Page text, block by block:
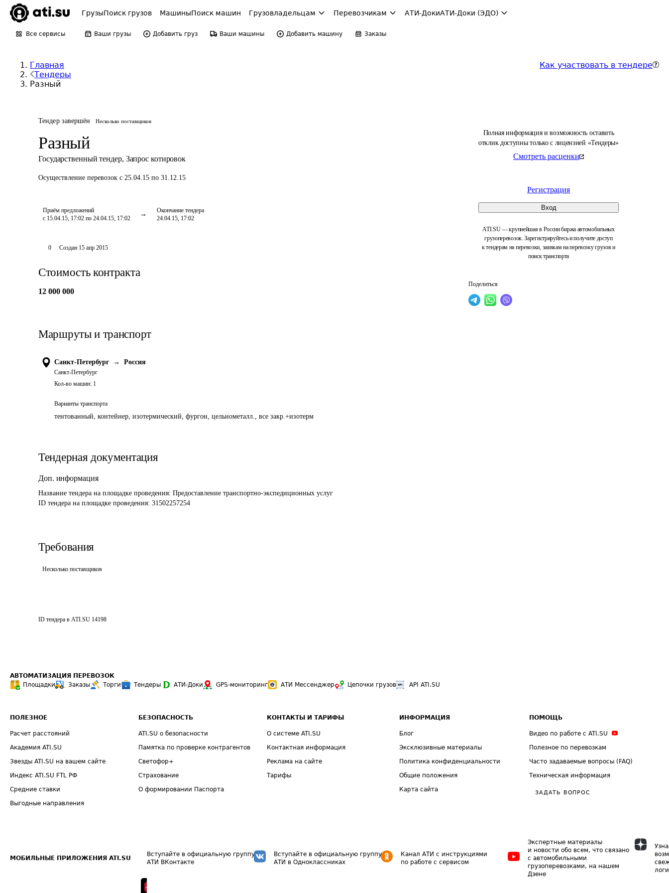
ГрузыПоиск грузов МашиныПоиск машин Грузовладельцам Перевозчикам АТИ-ДокиАТИ-Доки (ЭДО)
Все сервисы Ваши грузы Добавить груз Ваши машины Добавить машину Заказы
Главная
Тендеры
Разный
Как участвовать в тендере
Тендер завершён Несколько поставщиков
Разный
Государственный тендер, Запрос котировок
Осуществление перевозок с 25.04.15 по 31.12.15
Приём предложений
с 15.04.15, 17:02 по 24.04.15, 17:02
Окончание тендера
24.04.15, 17:02
Полная информация и возможность оставить
отклик доступны только с лицензией «Тендеры»
Смотреть расценки
Регистрация
Вход
ATI.SU — крупнейшая в России биржа автомобильных
грузоперевозок. Зарегистрируйтесь и получите доступ
к тендерам на перевозки, заявкам на перевозку грузов и
поиск транспорта
Поделиться
0 Создан 15 апр 2015
Стоимость контракта
12 000 000
Маршруты и транспорт
Санкт-Петербург →
Санкт-Петербург
Россия
Кол-во машин: 1
Варианты транспорта
тентованный, контейнер, изотермический, фургон, цельнометалл., все закр.+изотерм
Тендерная документация
Доп. информация
Название тендера на площадке проведения: Предоставление транспортно-экспедиционных услуг
ID тендера на площадке проведения: 31502257254
Требования
Несколько поставщиков
ID тендера в ATI.SU 14198
АВТОМАТИЗАЦИЯ ПЕРЕВОЗОК
Площадки
Заказы Торги Тендеры АТИ-Доки GPS-мониторинг АТИ Мессенджер Цепочки грузов API ATI.SU
ПОЛЕЗНОЕ
Расчет расстояний
Академия ATI.SU
Звезды ATI.SU на вашем сайте
Индекс ATI.SU FTL РФ
Средние ставки
Выгодные направления
БЕЗОПАСНОСТЬ
ATI.SU о безопасности
Памятка по проверке контрагентов
Светофор+
Страхование
О формировании Паспорта
КОНТАКТЫ И ТАРИФЫ
О системе ATI.SU
Контактная информация
Реклама на сайте
Тарифы
ИНФОРМАЦИЯ
Блог
Эксклюзивные материалы
Политика конфиденциальности
Общие положения
Карта сайта
ПОМОЩЬ
Видео по работе с ATI.SU
Полезное по перевозкам
Часто задаваемые вопросы (FAQ)
Техническая информация
ЗАДАТЬ ВОПРОС
МОБИЛЬНЫЕ ПРИЛОЖЕНИЯ ATI.SU
Вступайте в официальную группу
АТИ ВКонтакте
Вступайте в официальную группу
АТИ в Одноклассниках
Канал АТИ с инструкциями
по работе с сервисом
Экспертные материалы
и новости обо всем, что связано
с автомобильными
грузоперевозками, на нашем
Дзене